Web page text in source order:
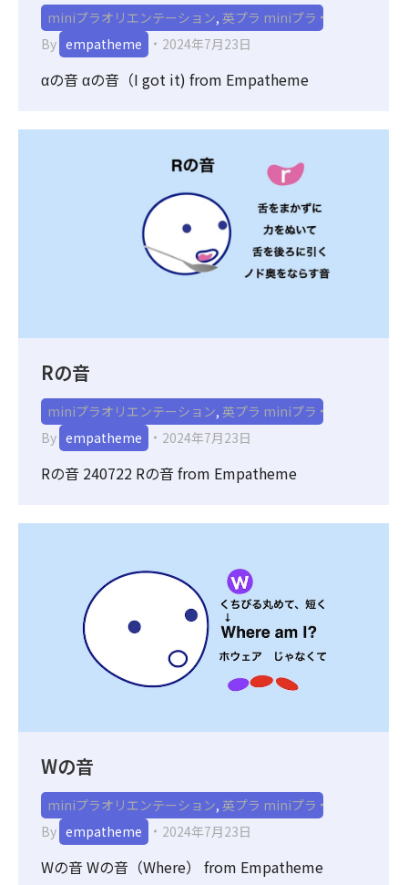
miniプラオリエンテーション, 英プラ miniプラ
By empatheme 2024年7月23日
αの音 αの音（I got it) from Empatheme
Rの音
miniプラオリエンテーション, 英プラ miniプラ
By empatheme 2024年7月23日
Rの音 240722 Rの音 from Empatheme
Wの音
miniプラオリエンテーション, 英プラ miniプラ
By empatheme 2024年7月23日
Wの音 Wの音（Where） from Empatheme